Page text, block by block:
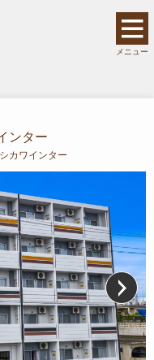
メニュー
ンター
カワインター